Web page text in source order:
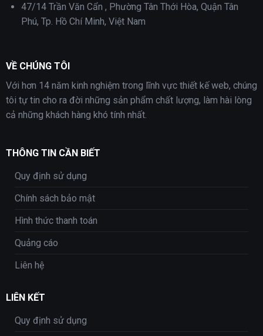
47/14 Trần Văn Cẩn , Phường Tân Thới Hòa, Quận Tân
Phú, Tp. Hồ Chí Minh, Việt Nam
VỀ CHÚNG TÔI
Với hơn 14 năm kinh nghiệm trong lĩnh vực thiết kế web, chúng
tôi tự tin cho ra đời những sản phẩm chất lượng, làm hài lòng
cả những khách hàng khó tính nhất.
THÔNG TIN CẦN BIẾT
Quy định sử dụng
Chính sách bảo mật
Hình thức thanh toán
Quảng cáo
Liên hệ
LIÊN KẾT
Quy định sử dụng